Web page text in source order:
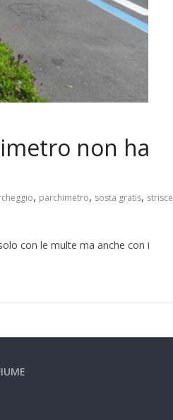
non ha
, parchimetro, sosta gratis, strisce
con le multe ma anche con i